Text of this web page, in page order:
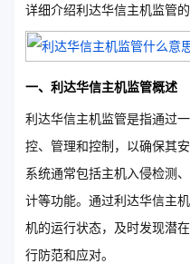
详细介绍利达华信主机监管的
一、利达华信主机监管概述
利达华信主机监管是指通过
控、管理和控制，以确保其
系统通常包括主机入侵检测
计等功能。通过利达华信主
机的运行状态，及时发现潜
行防范和应对。